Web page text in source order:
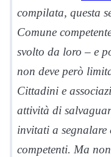
compilata, questa
Comune
svolto da loro – e
non deve però
Cittadini e
attività di
invitati a
competenti. Ma